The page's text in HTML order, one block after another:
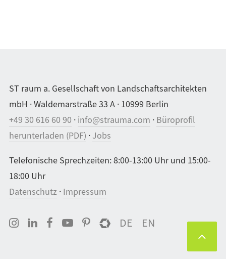
ST raum a. Gesellschaft von Landschaftsarchitekten
mbH · Waldemarstraße 33 A · 10999 Berlin
+49 30 616 60 90 · info@strauma.com · Büroprofil
herunterladen (PDF) · Jobs
Telefonische Sprechzeiten: 8:00-13:00 Uhr und 15:00-
18:00 Uhr
Datenschutz · Impressum